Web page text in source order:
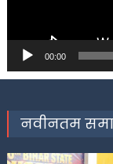
00:00
नवीनतम